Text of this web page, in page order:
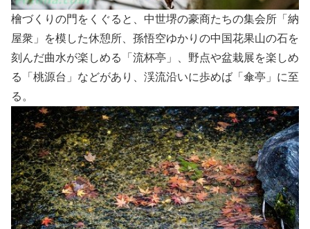
檜づくりの門をくぐると、中世堺の豪商たちの集会所「納
屋衆」を模した休憩所、孫悟空ゆかりの中国花果山の石を
刻んだ曲水が楽しめる「流杯亭」、野点や盆栽展を楽しめ
る「桃源台」などがあり、渓流沿いに歩めば「傘亭」に至
る。